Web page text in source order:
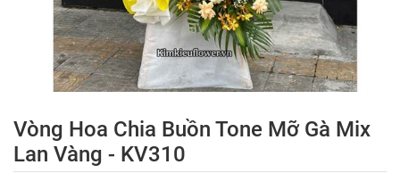
Vòng Hoa Chia Buồn Tone Mỡ Gà Mix
Lan Vàng - KV310